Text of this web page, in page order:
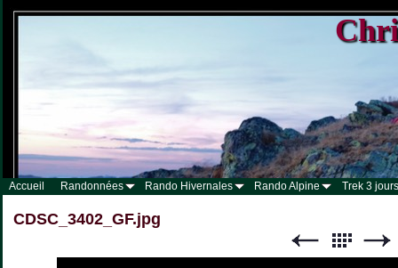
Accueil Randonnées Rando Hivernales Rando Alpine Trek 3
CDSC_3402_GF.jpg